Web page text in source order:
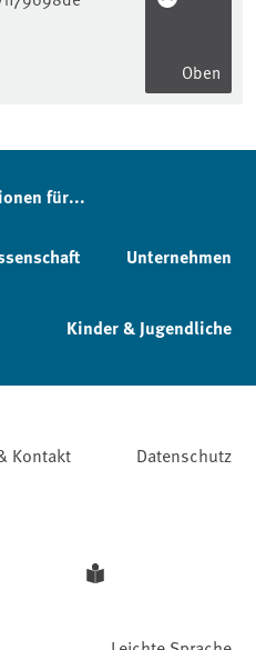
Oben
für...
Unternehmen
Kinder & Jugendliche
Kontakt
Datenschutz